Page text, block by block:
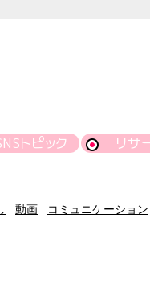
トピック リサ
動画 コミュニケーション